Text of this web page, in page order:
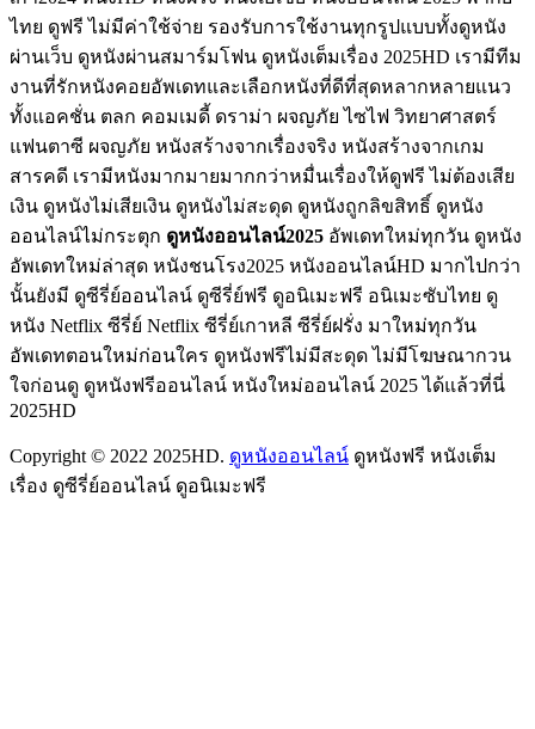
ไทย ดูฟรี ไม่มีค่าใช้จ่าย รองรับการใช้งานทุกรูปแบบทั้งดูหนัง
ผ่านเว็บ ดูหนังผ่านสมาร์มโฟน ดูหนังเต็มเรื่อง 2025HD เรามีทีม
งานที่รักหนังคอยอัพเดทและเลือกหนังที่ดีที่สุดหลากหลายแนว
ทั้งแอคชั่น ตลก คอมเมดี้ ดราม่า ผจญภัย ไซไฟ วิทยาศาสตร์
แฟนตาซี ผจญภัย หนังสร้างจากเรื่องจริง หนังสร้างจากเกม
สารคดี เรามีหนังมากมายมากกว่าหมื่นเรื่องให้ดูฟรี ไม่ต้องเสีย
เงิน ดูหนังไม่เสียเงิน ดูหนังไม่สะดุด ดูหนังถูกลิขสิทธิ์ ดูหนัง
ออนไลน์ไม่กระตุก ดูหนังออนไลน์2025 อัพเดทใหม่ทุกวัน ดูหนัง
อัพเดทใหม่ล่าสุด หนังชนโรง2025 หนังออนไลน์HD มากไปกว่า
นั้นยังมี ดูซีรี่ย์ออนไลน์ ดูซีรี่ย์ฟรี ดูอนิเมะฟรี อนิเมะซับไทย ดู
หนัง Netflix ซีรี่ย์ Netflix ซีรี่ย์เกาหลี ซีรี่ย์ฝรั่ง มาใหม่ทุกวัน
อัพเดทตอนใหม่ก่อนใคร ดูหนังฟรีไม่มีสะดุด ไม่มีโฆษณากวน
ใจก่อนดู ดูหนังฟรีออนไลน์ หนังใหม่ออนไลน์ 2025 ได้แล้วที่นี่
2025HD
Copyright © 2022 2025HD. ดูหนังออนไลน์ ดูหนังฟรี หนังเต็ม
เรื่อง ดูซีรี่ย์ออนไลน์ ดูอนิเมะฟรี